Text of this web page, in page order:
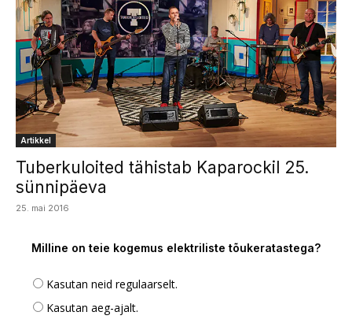
Artikkel
Tuberkuloited tähistab Kaparockil 25.
sünnipäeva
25. mai 2016
Milline on teie kogemus elektriliste tõukeratastega?
Kasutan neid regulaarselt.
Kasutan aeg-ajalt.